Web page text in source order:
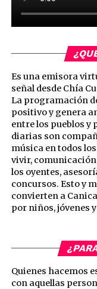
Es una emisora
señal desde Chía
La programación
positivo y genera
entre los pueblos y
diarias son
música en todos
vivir,
los oyentes,
concursos. Esto y
convierten a
por niños, jóvenes
Quienes hacemos
con aquellas